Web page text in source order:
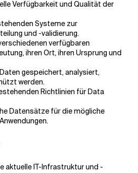
Verfügbarkeit und Qualität der
Systeme zur
und -validierung.
verfügbaren
ihren Ort, ihren Ursprung und
gespeichert, analysiert,
werden.
Richtlinien für Data
Datensätze für die mögliche
aktuelle IT-Infrastruktur und -